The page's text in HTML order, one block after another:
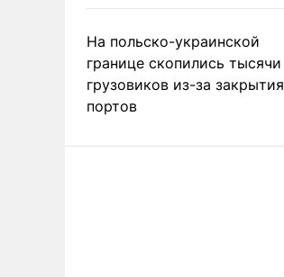
На польско-украинской
границе скопились тысячи
грузовиков из-за закрытия
портов